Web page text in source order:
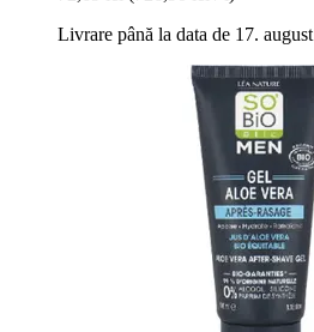
Livrare până la data de 17. august